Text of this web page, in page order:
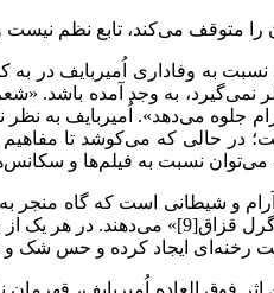
متوقف می‌کند، تابع نظم نیست
بایستی نسبت به وفاداری
نمی‌گیرد، به وجد آمده باشد.
جلوه می‌دهد». اُمیربایف به
در حالی که می‌کوشد تا
نسبت به فیلم‌ها و سکانس‌های این
و شیطانی است که گاه منجر
اوقات به او لقب «فیلیپ
رخنه‌ای ایجاد کرده و حس شک